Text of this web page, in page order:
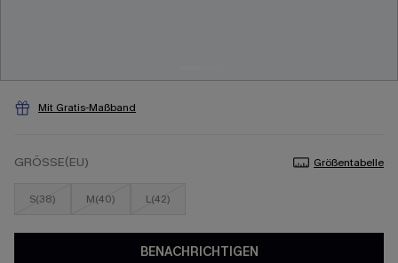
Mit Gratis-Maßband
GRÖSSE(EU) Größentabelle
S(38) M(40) L(42)
BENACHRICHTIGEN